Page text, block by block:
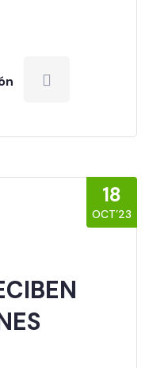
18
OCT’23